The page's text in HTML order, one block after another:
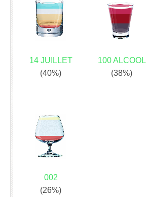
14 JUILLET
(40%)
100 ALCOOL
(38%)
002
(26%)